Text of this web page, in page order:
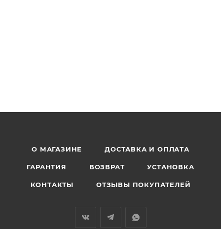
О МАГАЗИНЕ ДОСТАВКА И ОПЛАТА
ГАРАНТИЯ ВОЗВРАТ УСТАНОВКА
КОНТАКТЫ ОТЗЫВЫ ПОКУПАТЕЛЕЙ